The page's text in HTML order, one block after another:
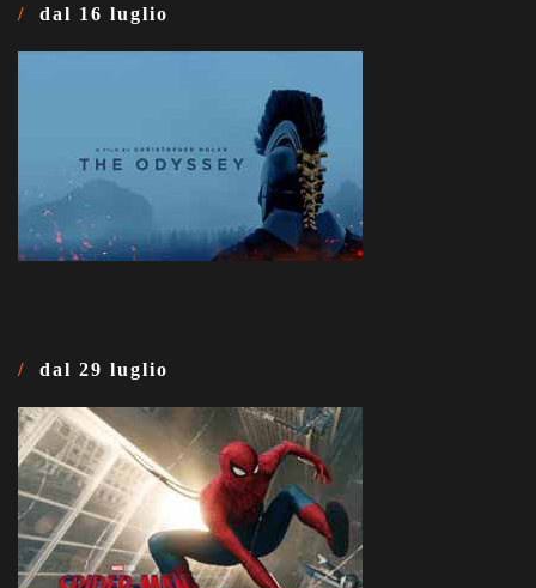
dal 16 luglio
dal 29 luglio